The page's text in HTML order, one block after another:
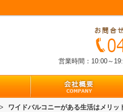
営業時間：10:00～
> ワイドバルコニーがある生活はメリ